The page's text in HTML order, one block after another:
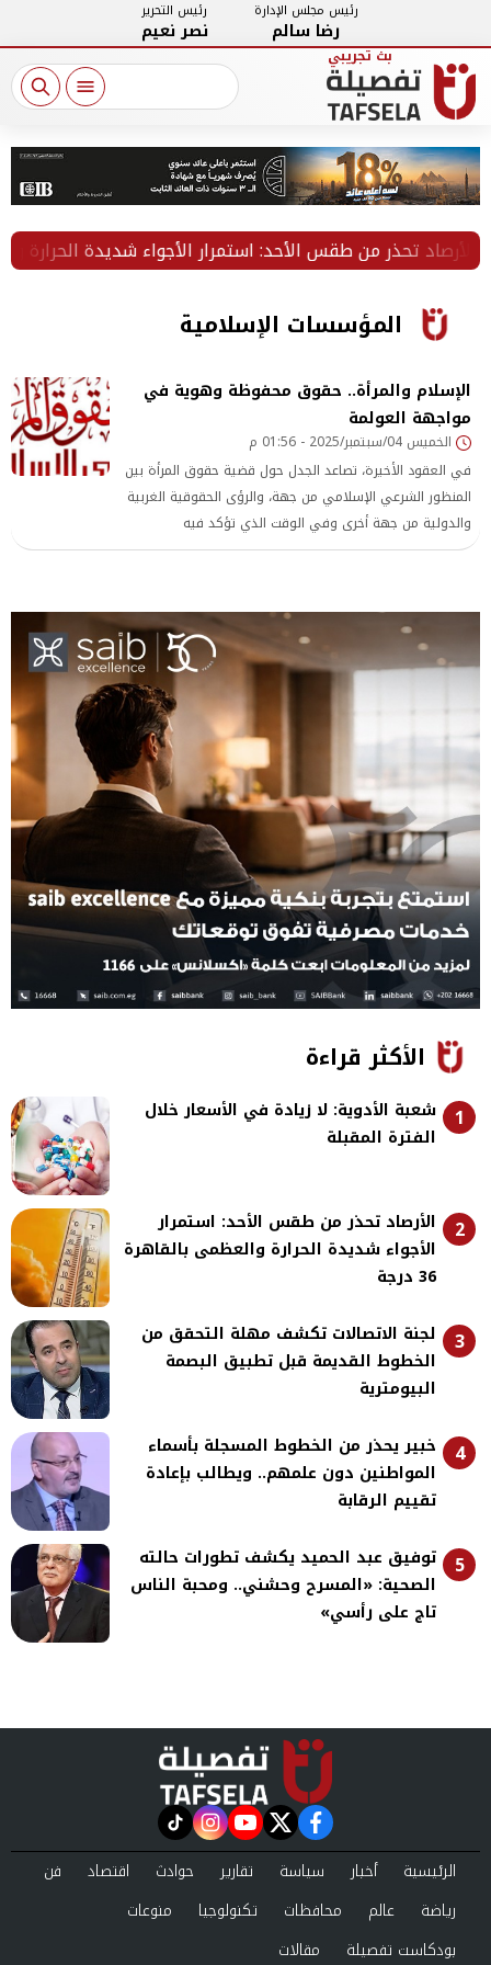
رئيس مجلس الإدارة
رضا سالم
رئيس التحرير
نصر نعيم
تحذر من طقس الأحد: استمرار الأجواء شديدة الحرارة والعظمى
المؤسسات الإسلامية
الإسلام والمرأة.. حقوق محفوظة وهوية في
مواجهة العولمة
الخميس 04/سبتمبر/2025 - 01:56 م
في العقود الأخيرة، تصاعد الجدل حول قضية حقوق المرأة بين
المنظور الشرعي الإسلامي من جهة، والرؤى الحقوقية الغربية
والدولية من جهة أخرى وفي الوقت الذي تؤكد فيه
المؤسسات الإسلامية أن الإسلام هو أول من أعطى المرأة
الطبيعية، وتربط ذلك بالدين.
الأكثر قراءة
1
شعبة الأدوية: لا زيادة في الأسعار خلال
الفترة المقبلة
2
الأرصاد تحذر من طقس الأحد: استمرار
الأجواء شديدة الحرارة والعظمى بالقاهرة
36 درجة
3
لجنة الاتصالات تكشف مهلة التحقق من
الخطوط القديمة قبل تطبيق البصمة
البيومترية
4
خبير يحذر من الخطوط المسجلة بأسماء
المواطنين دون علمهم.. ويطالب بإعادة
تقييم الرقابة
5
توفيق عبد الحميد يكشف تطورات حالته
الصحية: «المسرح وحشني.. ومحبة الناس
تاج على رأسي»
facebook
twitter
youtube
instagram
tiktok
الرئيسية أخبار سياسة تقارير حوادث اقتصاد
فن
رياضة
عالم محافظات تكنولوجيا
منوعات
بودكاست تفصيلة
مقالات